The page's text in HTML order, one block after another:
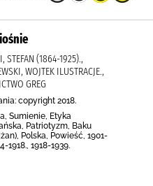
STEFAN (1864-1925).,
WOJTEK ILUSTRACJE.,
GREG
copyright 2018.
Sumienie, Etyka
Patriotyzm, Baku
Polska, Powieść, 1901-
1918., 1918-1939.